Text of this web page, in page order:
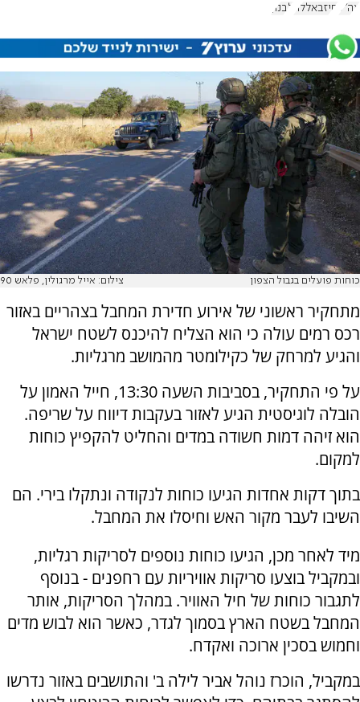
צה"ל חיזבאללה לבנון
כוחות פועלים בגבול הצפון צילום: אייל מרגולין, פלאש 90
מתחקיר ראשוני של אירוע חדירת המחבל בצהריים באזור
רכס רמים עולה כי הוא הצליח להיכנס לשטח ישראל
והגיע למרחק של כקילומטר מהמושב מרגליות.
על פי התחקיר, בסביבות השעה 13:30, חייל האמון על
הובלה לוגיסטית הגיע לאזור בעקבות דיווח על שריפה.
הוא זיהה דמות חשודה במדים והחליט להקפיץ כוחות
למקום.
בתוך דקות אחדות הגיעו כוחות לנקודה ונתקלו בירי. הם
השיבו לעבר מקור האש וחיסלו את המחבל.
⁠מיד לאחר מכן, הגיעו כוחות נוספים לסריקות רגליות,
ובמקביל בוצעו סריקות אוויריות עם רחפנים - בנוסף
לתגבור כוחות של חיל האוויר. במהלך הסריקות, אותר
המחבל בשטח הארץ בסמוך לגדר, כאשר הוא לבוש מדים
וחמוש בסכין ארוכה ואקדח.
במקביל, הוכרז נוהל אביר לילה ב' והתושבים באזור נדרשו